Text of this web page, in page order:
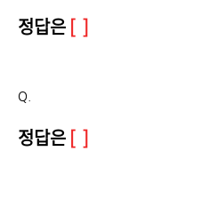
정답은 [ ]
Q.
정답은 [ ]